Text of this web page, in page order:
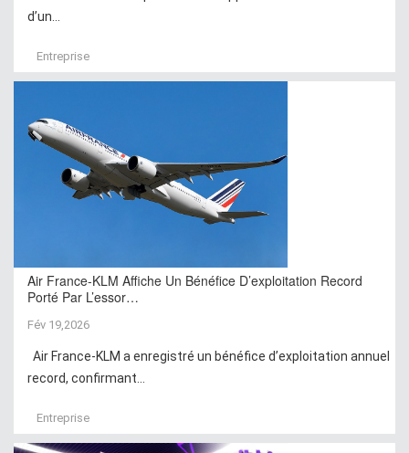
d’un...
Entreprise
Air France-KLM Affiche Un Bénéfice D’exploitation Record
Porté Par L’essor…
Fév 19,2026
Air France-KLM a enregistré un bénéfice d’exploitation annuel
record, confirmant...
Entreprise